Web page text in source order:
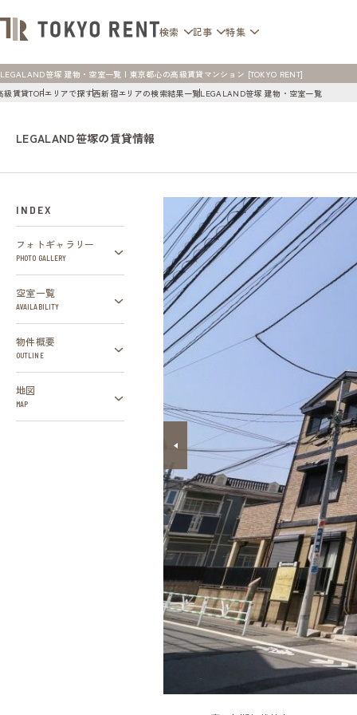
検索 記事 特集
LEGALAND笹塚 建物・空室一覧 | 東京都心の高級賃貸マンション [TOKYO RENT]
級賃貸TOPエリアで探す西新宿エリアの検索結果一覧LEGALAND笹塚 建物・空室一覧
LEGALAND笹塚の賃貸情報
INDEX
フォトギャラリー
PHOTO GALLERY
空室一覧
AVAILABILITY
物件概要
OUTLINE
地図
MAP